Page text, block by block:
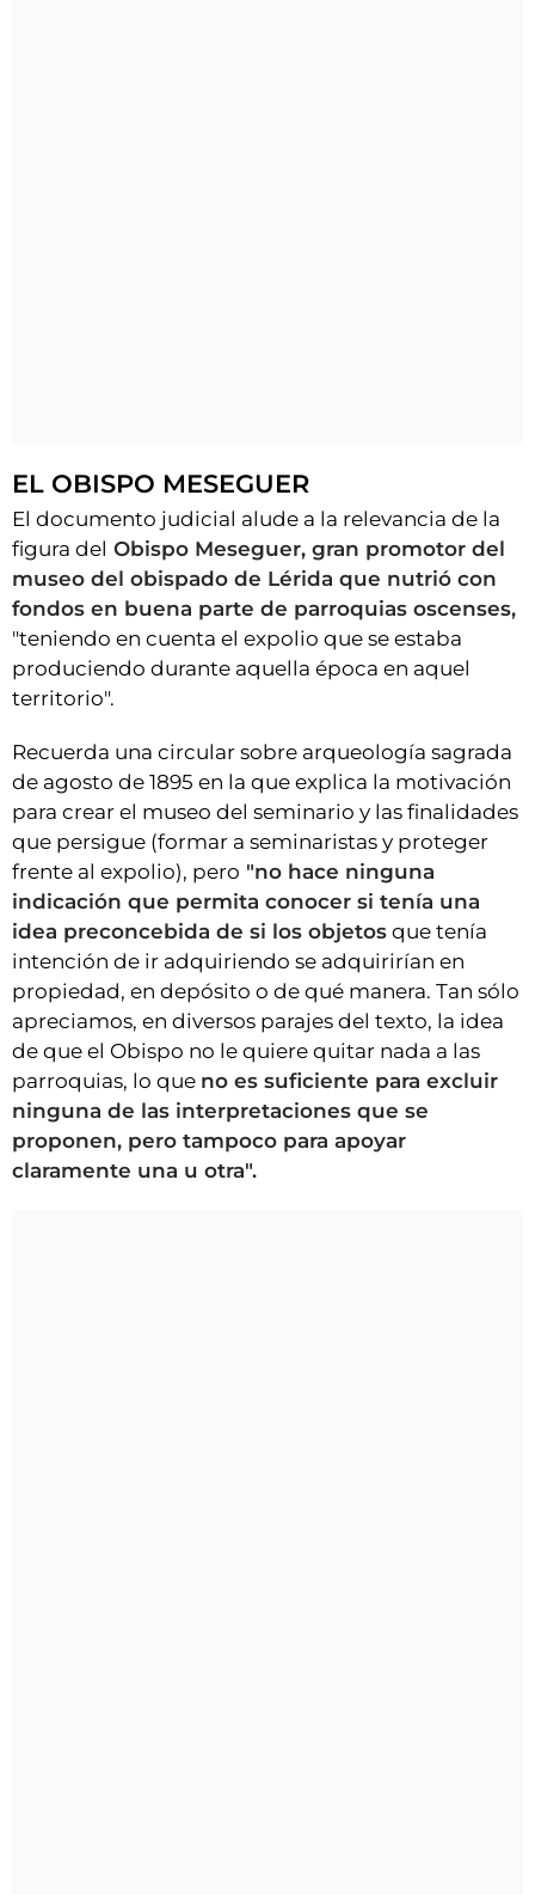
EL OBISPO MESEGUER
El documento judicial alude a la relevancia de la
figura del Obispo Meseguer, gran promotor del
museo del obispado de Lérida que nutrió con
fondos en buena parte de parroquias oscenses,
"teniendo en cuenta el expolio que se estaba
produciendo durante aquella época en aquel
territorio".
Recuerda una circular sobre arqueología sagrada
de agosto de 1895 en la que explica la motivación
para crear el museo del seminario y las finalidades
que persigue (formar a seminaristas y proteger
frente al expolio), pero "no hace ninguna
indicación que permita conocer si tenía una
idea preconcebida de si los objetos que tenía
intención de ir adquiriendo se adquirirían en
propiedad, en depósito o de qué manera. Tan sólo
apreciamos, en diversos parajes del texto, la idea
de que el Obispo no le quiere quitar nada a las
parroquias, lo que no es suficiente para excluir
ninguna de las interpretaciones que se
proponen, pero tampoco para apoyar
claramente una u otra".